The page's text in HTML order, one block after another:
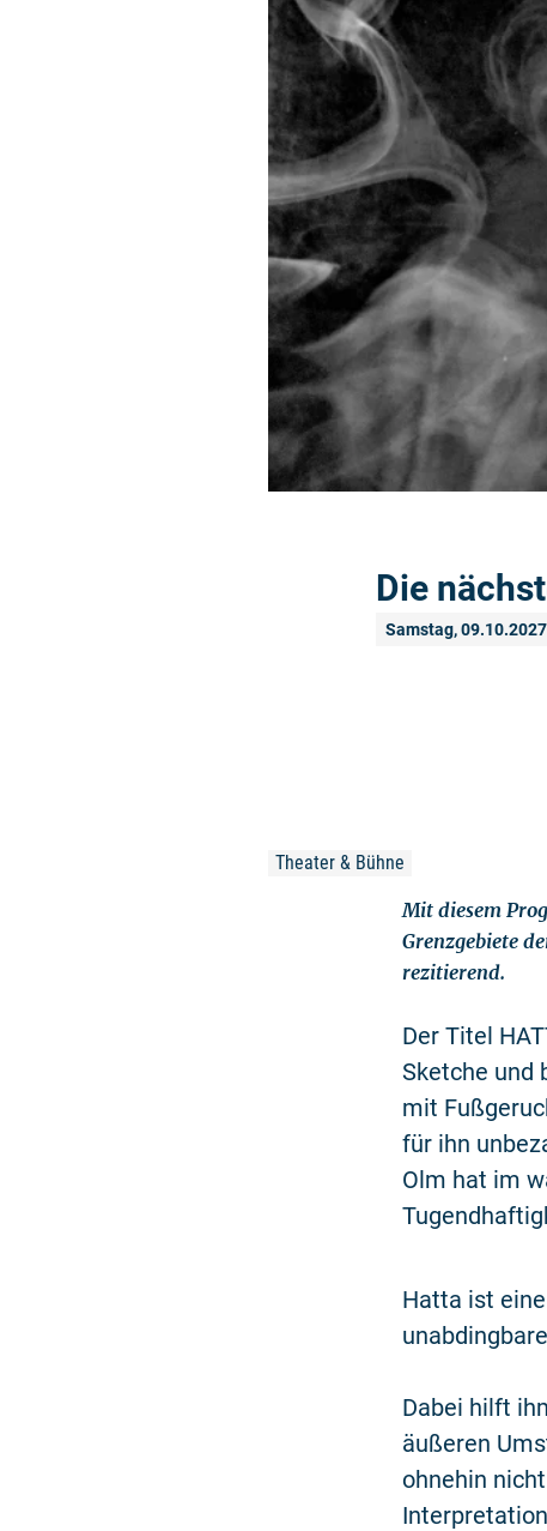
Die
Samstag, 09.10.2027
Theater & Bühne
Mit diesem
Grenzgebiete
rezitierend.
Der Titel
Sketche und
mit
für ihn
Olm hat im
Hatta ist
Dabei hilft
äußeren
ohnehin